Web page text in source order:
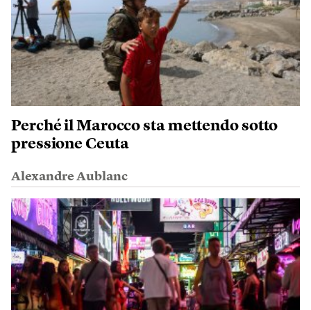
Perché il Marocco sta mettendo sotto
pressione Ceuta
Alexandre Aublanc